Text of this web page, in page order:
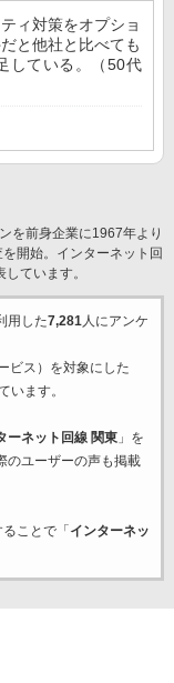
ィ対策をオプショ
と他社と比べても
している。（50代
を前身企業に1967年より
開始。インターネット回
ています。
用した7,281人にアンケ
ビス）を対象にした
います。
ーネット回線 関東」を
のユーザーの声も掲載
ことで「 インターネッ